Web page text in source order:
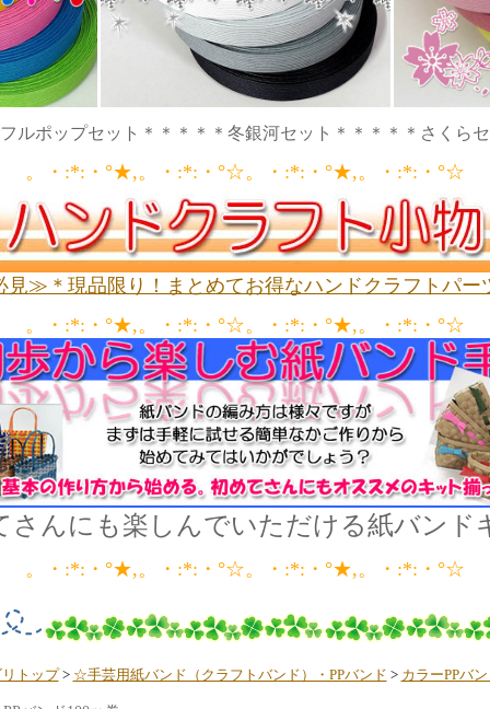
ルポップセット＊＊＊＊＊冬銀河セット＊＊＊＊＊さくら
。・:*:・°★,。・:*:・°☆。・:*:・°★,。・:*:・°☆
≫＊現品限り！まとめてお得なハンドクラフトパー
。・:*:・°★,。・:*:・°☆。・:*:・°★,。・:*:・°☆
んにも楽しんでいただける紙バン
。・:*:・°★,。・:*:・°☆。・:*:・°★,。・:*:・°☆
トップ> ☆手芸用紙バンド（クラフトバンド）・PPバンド > カラーPPバ